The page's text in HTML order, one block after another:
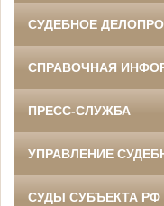
СУДЕБНОЕ
СПРАВОЧНАЯ
ПРЕСС-СЛУЖБА
УПРАВЛЕНИЕ
СУДЫ СУБЪЕКТА РФ